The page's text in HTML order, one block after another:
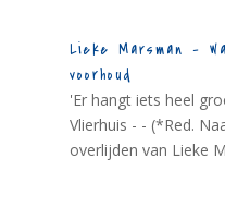
Lieke Marsman –
voorhoud
'Er hangt iets heel
Vlierhuis - - (*Red.
overlijden van Lieke